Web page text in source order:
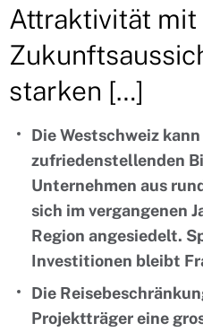
Attraktivität
starken […]
Die Westschweiz
zufriedenstellenden
Unternehmen aus
sich im vergangenen
Region angesiedelt.
Investitionen bleibt
Die
Projektträger eine